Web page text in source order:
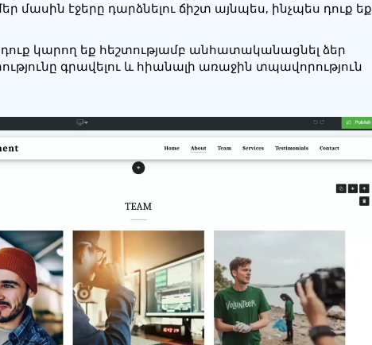
մասին էջերը դարձնելու ճիշտ այնպես, ինչպես դուք եք
կարող եք հեշտությամբ անհատականացնել ձեր
գրավելու և հիանալի առաջին տպավորություն